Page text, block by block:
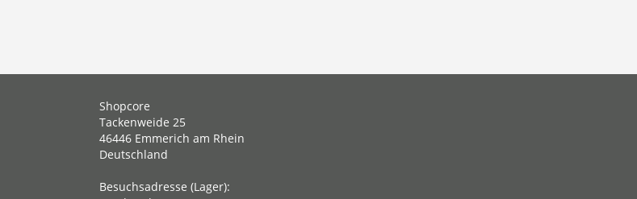
Shopcore
Tackenweide 25
46446 Emmerich am Rhein
Deutschland
Besuchsadresse (Lager):